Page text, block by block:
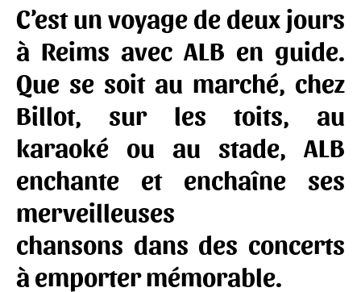
C’est un voyage de deux jours
à Reims avec ALB en guide.
Que se soit au marché, chez
Billot, sur les toits, au
karaoké ou au stade, ALB
enchante et enchaîne ses
merveilleuses
chansons dans des concerts
à emporter mémorable.